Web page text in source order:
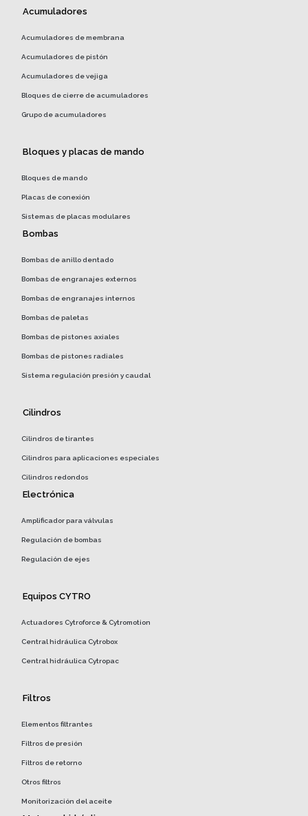
Acumuladores
Acumuladores de membrana
Acumuladores de pistón
Acumuladores de vejiga
Bloques de cierre de acumuladores
Grupo de acumuladores
Bloques y placas de mando
Bloques de mando
Placas de conexión
Sistemas de placas modulares
Bombas
Bombas de anillo dentado
Bombas de engranajes externos
Bombas de engranajes internos
Bombas de paletas
Bombas de pistones axiales
Bombas de pistones radiales
Sistema regulación presión y caudal
Cilindros
Cilindros de tirantes
Cilindros para aplicaciones especiales
Cilindros redondos
Electrónica
Amplificador para válvulas
Regulación de bombas
Regulación de ejes
Equipos CYTRO
Actuadores Cytroforce & Cytromotion
Central hidráulica Cytrobox
Central hidráulica Cytropac
Filtros
Elementos filtrantes
Filtros de presión
Filtros de retorno
Otros filtros
Monitorización del aceite